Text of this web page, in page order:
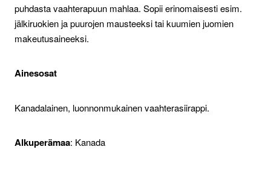
puhdasta vaahterapuun mahlaa. Sopii erinomaisesti esim.
jälkiruokien ja puurojen mausteeksi tai kuumien juomien
makeutusaineeksi.
Ainesosat
Kanadalainen, luonnonmukainen vaahterasiirappi.
Alkuperämaa: Kanada